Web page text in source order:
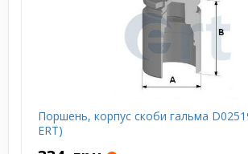
Поршень, корпус скоби гальма
ERT)